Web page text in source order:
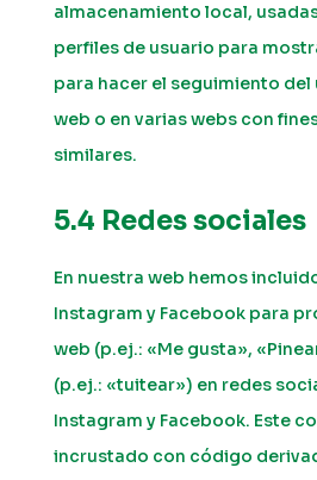
almacenamiento local,
perfiles de usuario para
para hacer el seguimiento del
web o en varias webs con
similares.
5.4 Redes sociales
En nuestra web hemos
Instagram y Facebook para
web (p.ej.: «Me gusta»,
(p.ej.: «tuitear») en redes
Instagram y Facebook. Este
incrustado con código